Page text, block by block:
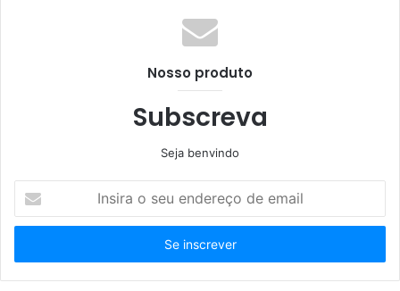
Nosso produto
Subscreva
Seja benvindo
seu
de
email